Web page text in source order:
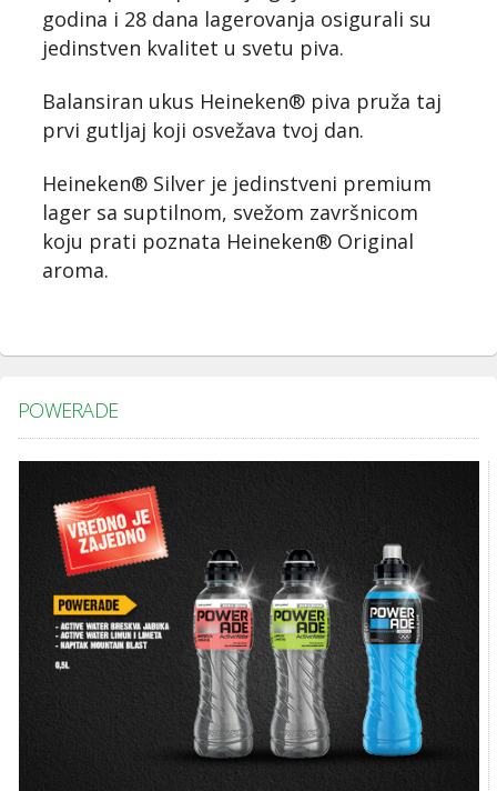
godina i 28 dana lagerovanja osigurali su
jedinstven kvalitet u svetu piva.
Balansiran ukus Heineken® piva pruža taj
prvi gutljaj koji osvežava tvoj dan.
Heineken® Silver je jedinstveni premium
lager sa suptilnom, svežom završnicom
koju prati poznata Heineken® Original
aroma.
POWERADE